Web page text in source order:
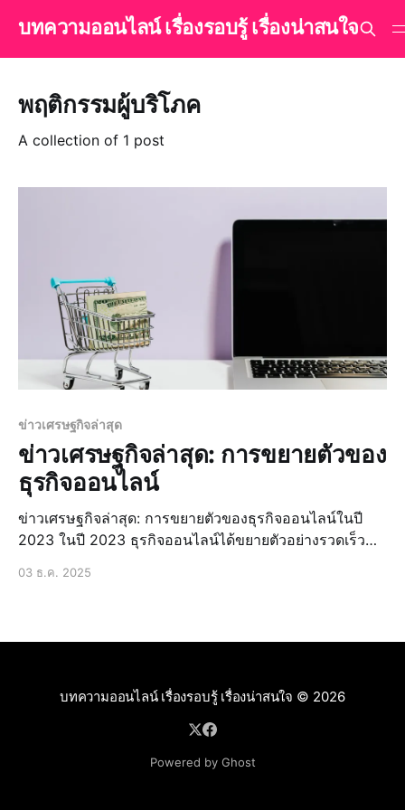
บทความออนไลน์ เรื่องรอบรู้ เรื่องน่าสนใจ
พฤติกรรมผู้บริโภค
A collection of 1 post
ข่าวเศรษฐกิจล่าสุด
ข่าวเศรษฐกิจล่าสุด: การขยายตัวของ
ธุรกิจออนไลน์
ข่าวเศรษฐกิจล่าสุด: การขยายตัวของธุรกิจออนไลน์ในปี
2023 ในปี 2023 ธุรกิจออนไลน์ได้ขยายตัวอย่างรวดเร็ว
03 ธ.ค. 2025
บทความออนไลน์ เรื่องรอบรู้ เรื่องน่าสนใจ © 2026
Powered by Ghost